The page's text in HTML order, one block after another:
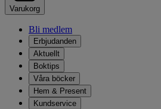
Varukorg
Bli medlem
Erbjudanden
Aktuellt
Boktips
Våra böcker
Hem & Present
Kundservice